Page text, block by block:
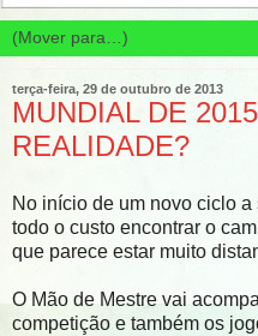
terça-feira, 29 de outubro de 2013
MUNDIAL DE
REALIDADE?
No início de um novo ciclo
todo o custo encontrar o
que parece estar muito
O Mão de Mestre vai
competição e também os